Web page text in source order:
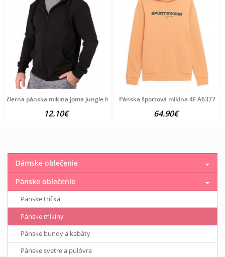
čierna pánska mikina joma jungle hoodie B3188
12.10€
Pánska športová mikina 4F A6377
64.90€
Dámske oblečenie
Pánske oblečenie
Pánske tričká
Pánske mikiny
Pánske bundy a kabáty
Pánske svetre a pulóvre